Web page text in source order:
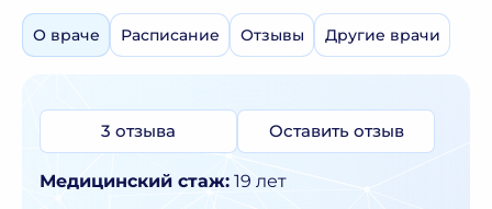
О враче Расписание Отзывы Другие врачи
3 отзыва Оставить отзыв
Медицинский стаж: 19 лет